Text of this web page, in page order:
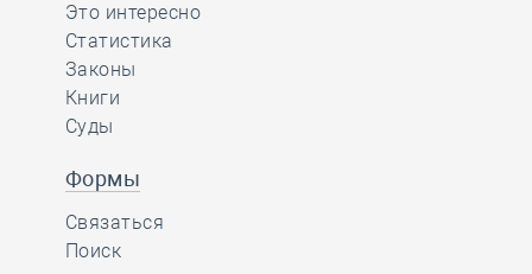
Это интересно
Статистика
Законы
Книги
Суды
Формы
Связаться
Поиск